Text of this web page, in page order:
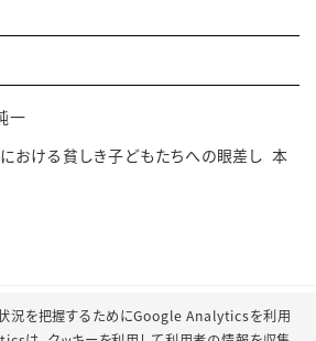
一
おける貧しき子どもたちへの眼差し 本
況を把握するためにGoogle Analyticsを利用